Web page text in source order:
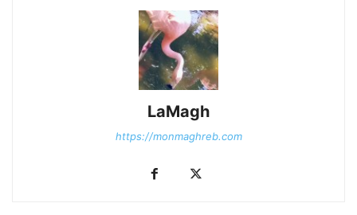
LaMagh
https://monmaghreb.com